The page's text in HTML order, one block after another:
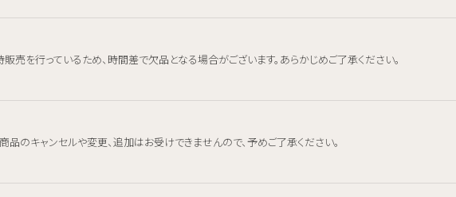
売を行っているため、時間差で欠品となる場合がございます。あらかじめご了承ください。
品のキャンセルや変更、追加はお受けできませんので、予めご了承ください。